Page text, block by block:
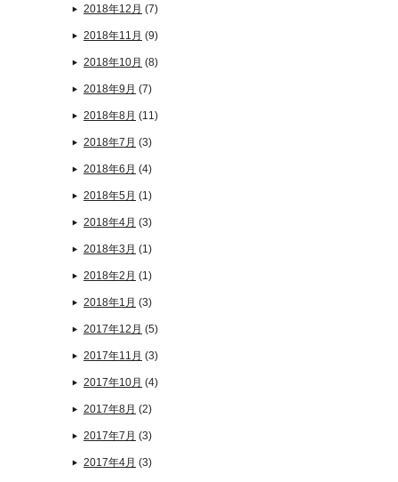
2018年12月 (7)
2018年11月 (9)
2018年10月 (8)
2018年9月 (7)
2018年8月 (11)
2018年7月 (3)
2018年6月 (4)
2018年5月 (1)
2018年4月 (3)
2018年3月 (1)
2018年2月 (1)
2018年1月 (3)
2017年12月 (5)
2017年11月 (3)
2017年10月 (4)
2017年8月 (2)
2017年7月 (3)
2017年4月 (3)